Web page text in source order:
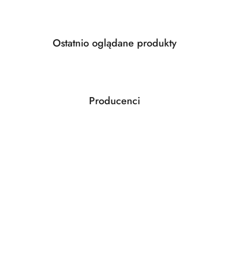
Pomiń karuzelę produktów
Produkty
Ostatnio oglądane produkty
Pomiń karuzelę producentów
Producenci